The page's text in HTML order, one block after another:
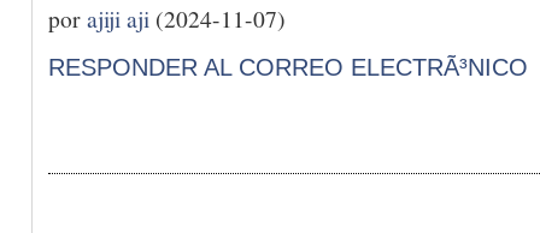
porajiji aji (2024-11-07)
RESPONDER AL CORREO ELECTRÃ³NICO